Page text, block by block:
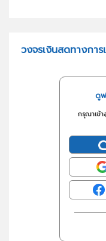
วงจรเงินสดทางกา
ดูฟ
กรุณาเข้า